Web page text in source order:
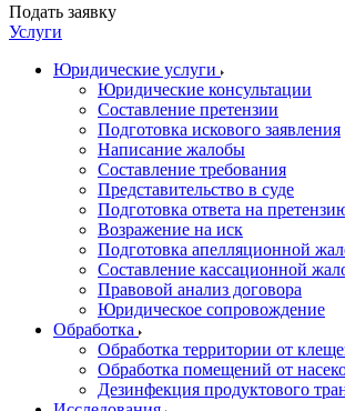
Подать заявку
Услуги
Юридические услуги
Юридические консультации
Составление претензии
Подготовка искового заявления
Написание жалобы
Составление требования
Представительство в суде
Подготовка ответа на
Возражение на иск
Подготовка апелляционной
Составление кассационной
Правовой анализ договора
Юридическое сопровождение
Обработка
Обработка территории от
Обработка помещений от
Дезинфекция продуктового